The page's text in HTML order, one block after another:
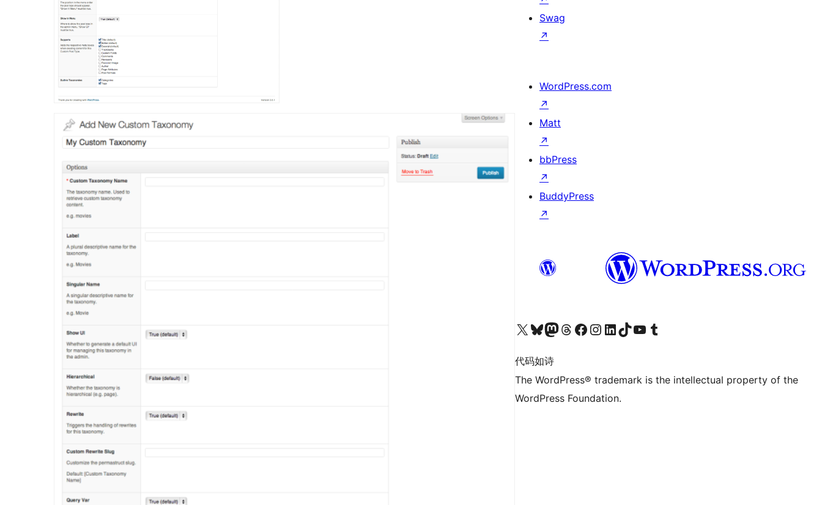
Swag
↗
WordPress.com
↗
Matt
↗
bbPress
↗
BuddyPress
↗
关注我们的 X（原 Twitter）账号访问我们的 Bluesky 账号关注我们的 Mastodon 账号访问我们的 Threads 账号 访问我们的 Facebook 公共主页关注我们的 Instagram 账号 关注我们的 LinkedIn 主页访问我们的 TikTok 账号访问我们的 YouTube 频道 访问我们的 Tumblr 账号
代码如诗
The WordPress® trademark is the intellectual property of the
WordPress Foundation.